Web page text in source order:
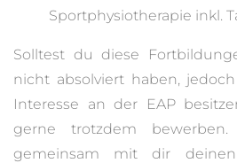
Sportphysiotherapie inkl.
Solltest du diese
nicht absolviert haben,
Interesse an der EAP
gerne trotzdem
gemeinsam mit dir